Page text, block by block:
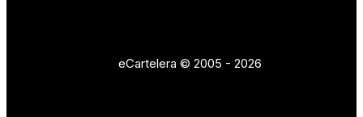
eCartelera © 2005 - 2026